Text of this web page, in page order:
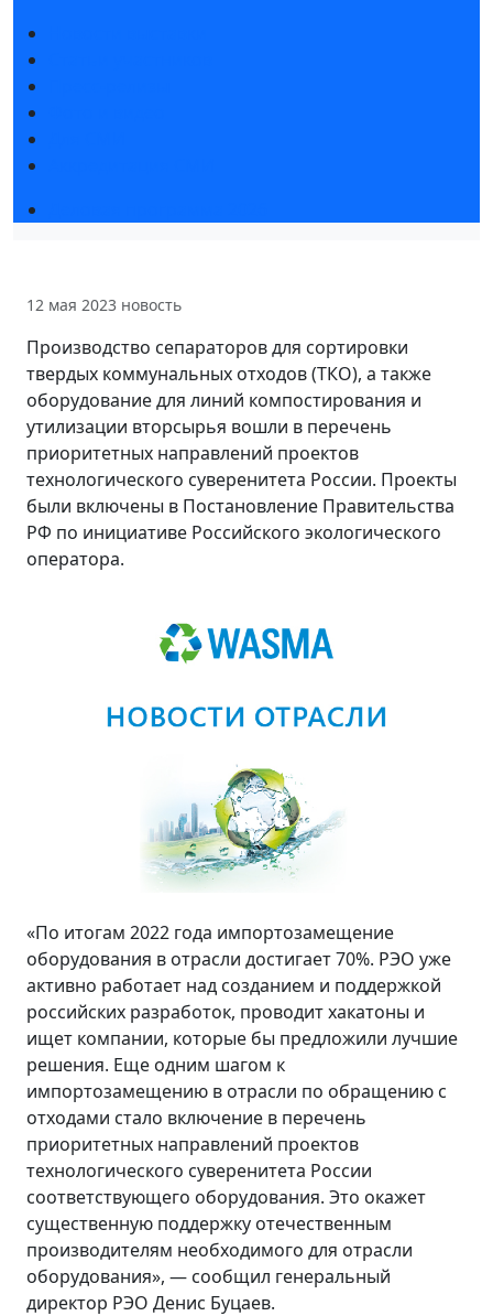
12 мая 2023 новость
Производство сепараторов для сортировки
твердых коммунальных отходов (ТКО), а также
оборудование для линий компостирования и
утилизации вторсырья вошли в перечень
приоритетных направлений проектов
технологического суверенитета России. Проекты
были включены в Постановление Правительства
РФ по инициативе Российского экологического
оператора.
«По итогам 2022 года импортозамещение
оборудования в отрасли достигает 70%. РЭО уже
активно работает над созданием и поддержкой
российских разработок, проводит хакатоны и
ищет компании, которые бы предложили лучшие
решения. Еще одним шагом к
импортозамещению в отрасли по обращению с
отходами стало включение в перечень
приоритетных направлений проектов
технологического суверенитета России
соответствующего оборудования. Это окажет
существенную поддержку отечественным
производителям необходимого для отрасли
оборудования», — сообщил генеральный
директор РЭО Денис Буцаев.